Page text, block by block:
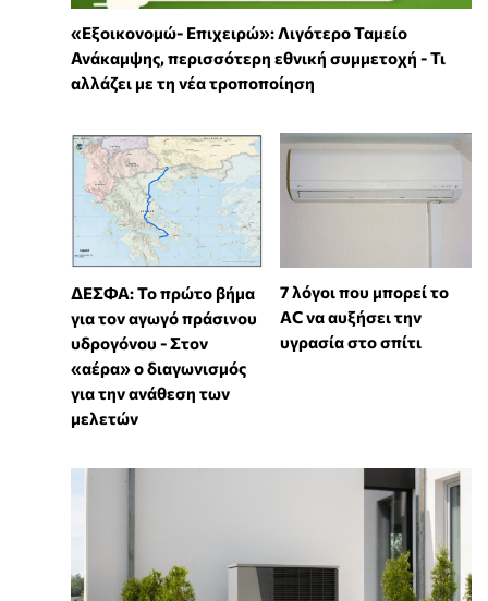
«Εξοικονομώ- Επιχειρώ»: Λιγότερο Ταμείο
Ανάκαμψης, περισσότερη εθνική συμμετοχή - Τι
αλλάζει με τη νέα τροποποίηση
ΔΕΣΦΑ: Το πρώτο βήμα
για τον αγωγό πράσινου
υδρογόνου - Στον
«αέρα» ο διαγωνισμός
για την ανάθεση των
μελετών
7 λόγοι που μπορεί το
AC να αυξήσει την
υγρασία στο σπίτι